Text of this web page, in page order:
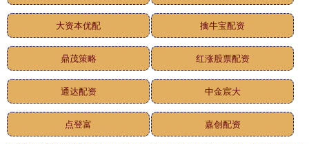
大资本优配 擒牛宝配资
鼎茂策略 红涨股票配资
通达配资 中金宸大
点登富 嘉创配资